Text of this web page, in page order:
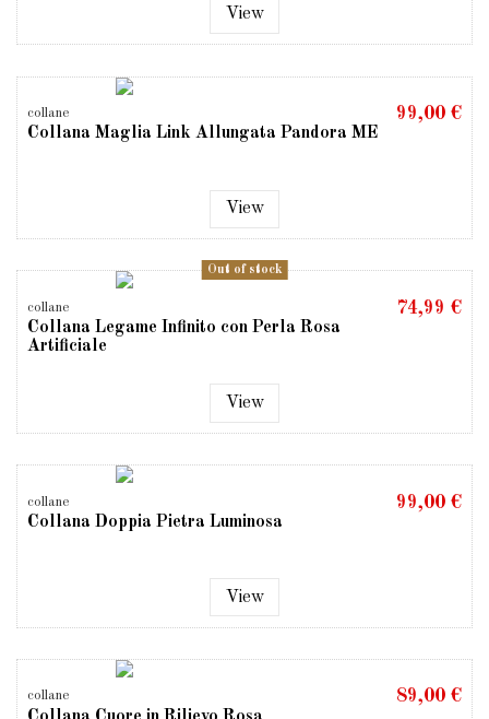
View
collane
Collana Maglia Link Allungata Pandora ME
99,00 €
View
Out of stock
collane
Collana Legame Infinito con Perla Rosa
Artificiale
74,99 €
View
collane
Collana Doppia Pietra Luminosa
99,00 €
View
collane 89,00 €